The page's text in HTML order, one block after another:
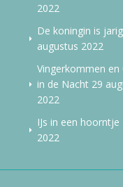
2022
De koningin is
augustus 2022
Vingerkommen en
in de Nacht 29
2022
IJs in een hoorntje
2022